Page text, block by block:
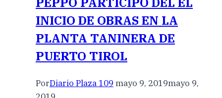
INICIO DE OBRAS EN LA
PLANTA TANINERA DE
PUERTO TIROL
PorDiario Plaza 109 mayo 9, 2019mayo 9,